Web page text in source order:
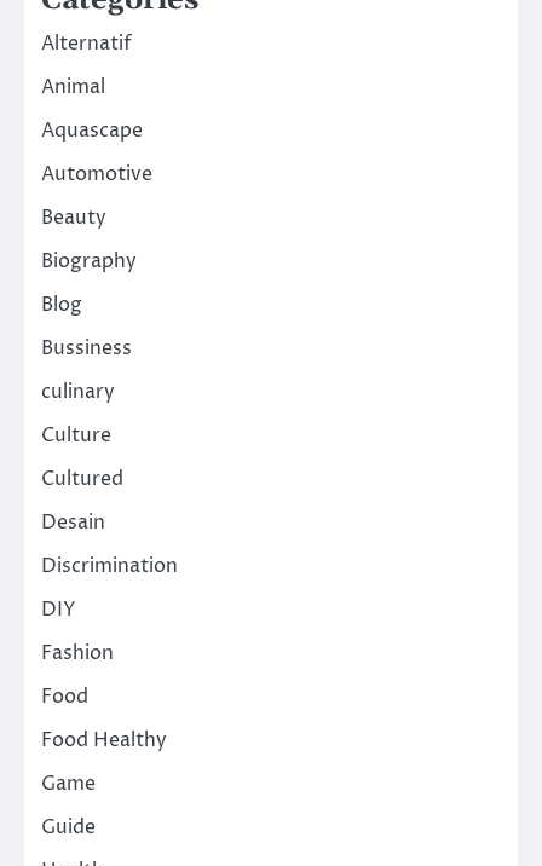
Alternatif
Animal
Aquascape
Automotive
Beauty
Biography
Blog
Bussiness
culinary
Culture
Cultured
Desain
Discrimination
DIY
Fashion
Food
Food Healthy
Game
Guide